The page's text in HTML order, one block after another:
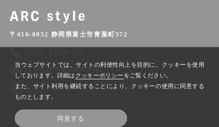
〒416-0952 静岡県富士市青葉町572
0120-7109-07
style@nattoku.jp
© ARC style
当ウェブサイトでは、サイトの利便性向上を目的に、クッキーを使用
しております。詳細は クッキーポリシー をご覧ください。
また、サイト利用を継続することにより、クッキーの使用に同意する
ものとします。
同意する